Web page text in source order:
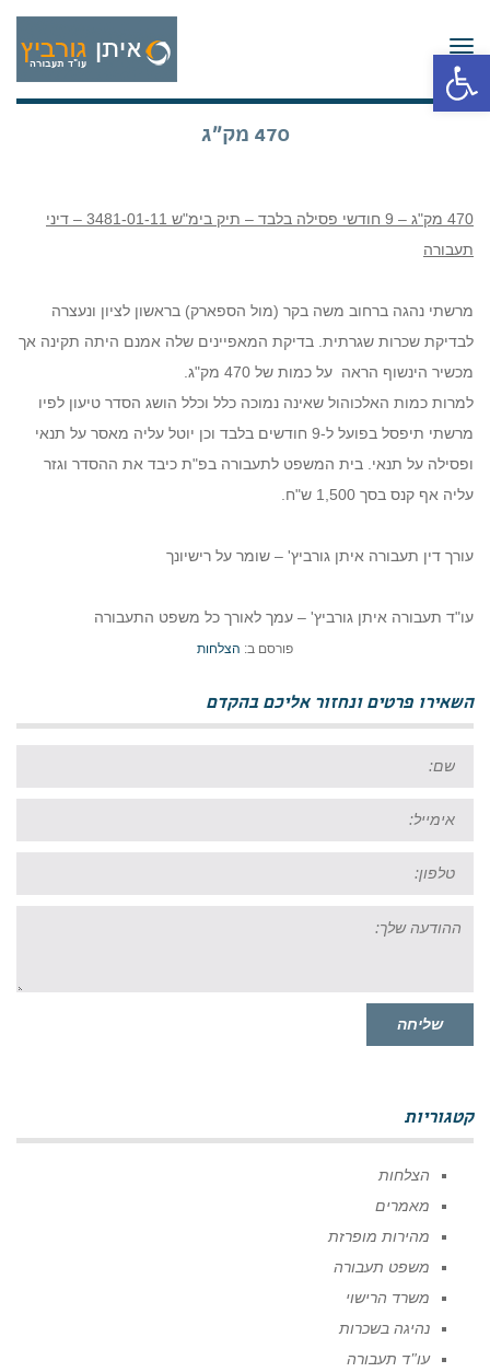
פתח סרגל נגישות
תפריט
470 מק"ג
470 מק"ג – 9 חודשי פסילה בלבד – תיק בימ"ש 3481-01-11 – דיני
תעבורה
מרשתי נהגה ברחוב משה בקר (מול הספארק) בראשון לציון ונעצרה
לבדיקת שכרות שגרתית. בדיקת המאפיינים שלה אמנם היתה תקינה אך
מכשיר הינשוף הראה על כמות של 470 מק"ג.
למרות כמות האלכוהול שאינה נמוכה כלל וכלל הושג הסדר טיעון לפיו
מרשתי תיפסל בפועל ל-9 חודשים בלבד וכן יוטל עליה מאסר על תנאי
ופסילה על תנאי. בית המשפט לתעבורה בפ"ת כיבד את ההסדר וגזר
עליה אף קנס בסך 1,500 ש"ח.
עורך דין תעבורה איתן גורביץ' – שומר על רישיונך
עו"ד תעבורה איתן גורביץ' – עמך לאורך כל משפט התעבורה
פורסם ב: הצלחות
השאירו פרטים ונחזור אליכם בהקדם
שלך:
שליחה
קטגוריות
הצלחות
מאמרים
מהירות מופרזת
משפט תעבורה
משרד הרישוי
נהיגה בשכרות
עו"ד תעבורה